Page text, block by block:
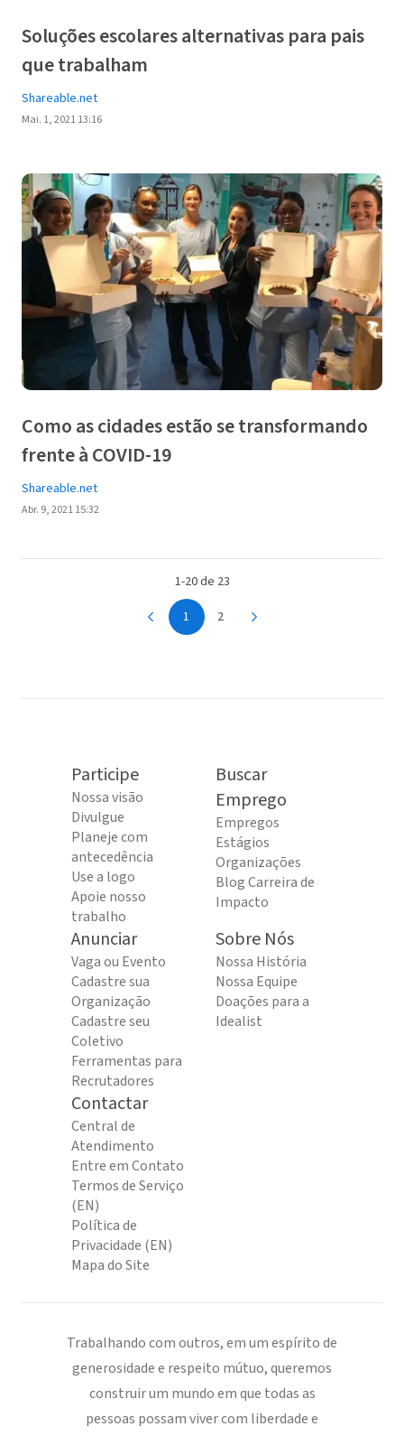
Soluções escolares alternativas para pais
que trabalham
Shareable.net
Mai. 1, 2021 13:16
Como as cidades estão se transformando
frente à COVID-19
Shareable.net
Abr. 9, 2021 15:32
1-20 de 23
1
2
Participe
Nossa visão
Divulgue
Planeje com
antecedência
Use a logo
Apoie nosso
trabalho
Buscar
Emprego
Empregos
Estágios
Organizações
Blog Carreira de
Impacto
Anunciar
Vaga ou Evento
Cadastre sua
Organização
Cadastre seu
Coletivo
Ferramentas para
Recrutadores
Sobre Nós
Nossa História
Nossa Equipe
Doações para a
Idealist
Contactar
Central de
Atendimento
Entre em Contato
Termos de Serviço
(EN)
Política de
Privacidade (EN)
Mapa do Site
Trabalhando com outros, em um espírito de
generosidade e respeito mútuo, queremos
construir um mundo em que todas as
pessoas possam viver com liberdade e